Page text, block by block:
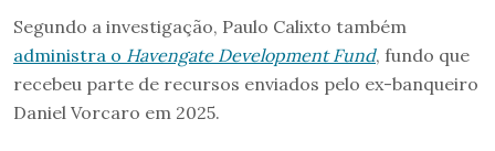
Segundo a investigação, Paulo Calixto também
administra o Havengate Development Fund, fundo que
recebeu parte de recursos enviados pelo ex-banqueiro
Daniel Vorcaro em 2025.